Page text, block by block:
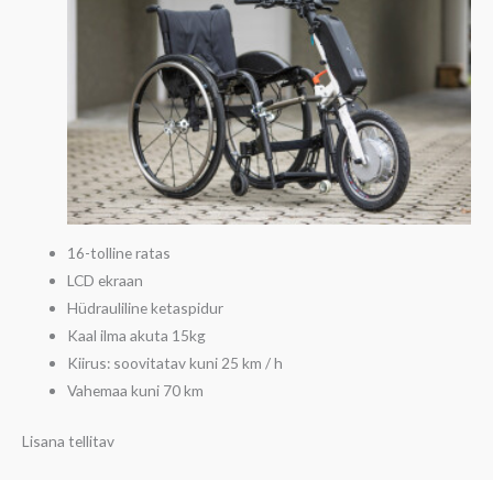
16-tolline ratas
LCD ekraan
Hüdrauliline ketaspidur
Kaal ilma akuta 15kg
Kiirus: soovitatav kuni 25 km / h
Vahemaa kuni 70 km
Lisana tellitav